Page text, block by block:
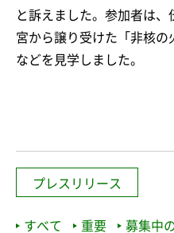
と訴えました。参加者は
宮から譲り受けた「非核の
などを見学しました。
プレスリリース
すべて 重要 募集中